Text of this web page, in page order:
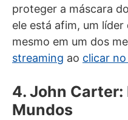
proteger a máscara
ele está afim, um
mesmo em um dos
streaming ao clicar
4. John Carter:
Mundos